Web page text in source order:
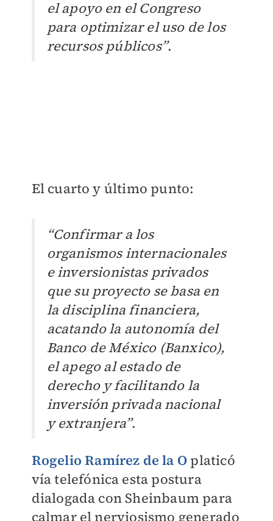
el apoyo en el Congreso
para optimizar el uso de los
recursos públicos”.
El cuarto y último punto:
“Confirmar a los
organismos internacionales
e inversionistas privados
que su proyecto se basa en
la disciplina financiera,
acatando la autonomía del
Banco de México (Banxico),
el apego al estado de
derecho y facilitando la
inversión privada nacional
y extranjera”.
Rogelio Ramírez de la O platicó
vía telefónica esta postura
dialogada con Sheinbaum para
calmar el nerviosismo generado